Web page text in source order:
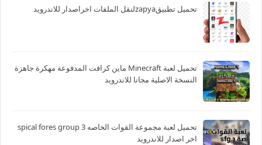
تحميل تطبيقzapyaلنقل الملفات اخراصدار للاندرويد
تحميل لعبة Minecraft ماين كرافت المدفوعة مهكرة جاهزة
النسخة الاصلية مجانا للاندرويد
تحميل لعبة مجموعة القوات الخاصه spical fores group 3
اخر اصدار للاندرويد